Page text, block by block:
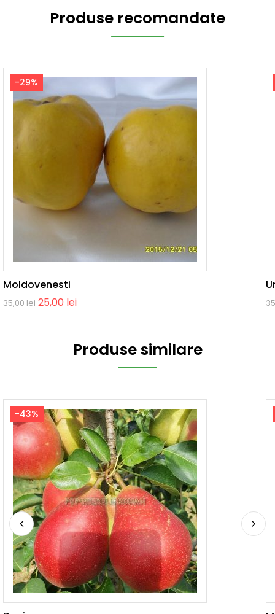
Produse recomandate
-29%
Moldovenesti
35,00lei 25,00 lei
Produse similare
-43%